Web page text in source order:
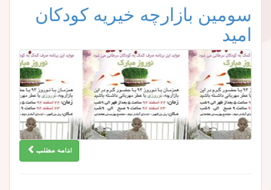
سومین بازارچه خیریه کودکان
امید
ادامه مطلب